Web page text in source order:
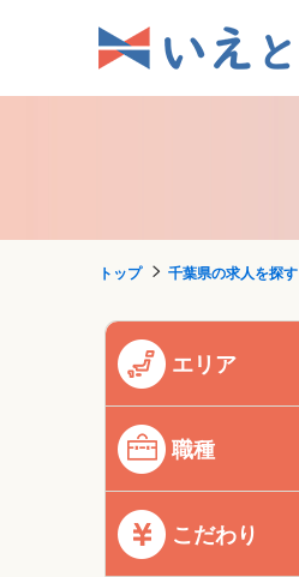
トップ 千葉県の求人を探す
エリア
職種
こだわり